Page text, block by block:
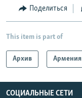
Поделиться
This item is part of
Архив Армения
СОЦИАЛЬНЫЕ СЕТИ